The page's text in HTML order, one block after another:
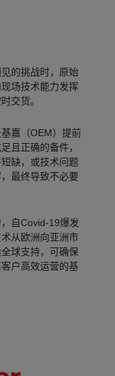
的挑战时，原始
场技术能力发挥
交货。
嘉（OEM）提前
且正确的备件，
缺，或技术问题
最终导致不必要
自Covid-19爆发
从欧洲向亚洲市
球支持，可确保
户高效运营的基